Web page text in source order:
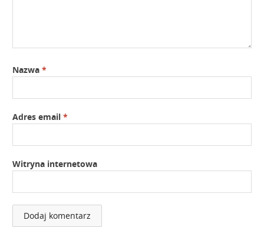
Nazwa*
Adres email*
Witryna internetowa